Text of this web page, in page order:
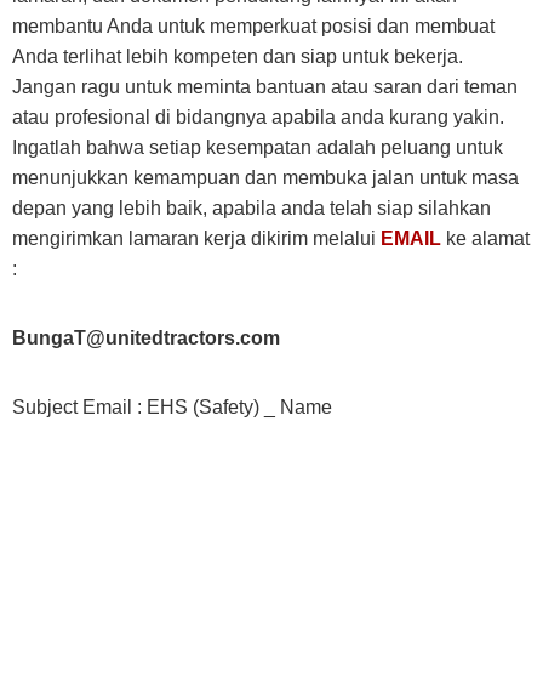
membantu Anda untuk memperkuat posisi dan membuat
Anda terlihat lebih kompeten dan siap untuk bekerja.
Jangan ragu untuk meminta bantuan atau saran dari teman
atau profesional di bidangnya apabila anda kurang yakin.
Ingatlah bahwa setiap kesempatan adalah peluang untuk
menunjukkan kemampuan dan membuka jalan untuk masa
depan yang lebih baik, apabila anda telah siap silahkan
mengirimkan lamaran kerja dikirim melalui EMAIL ke alamat
:
BungaT@unitedtractors.com
Subject Email : EHS (Safety) _ Name